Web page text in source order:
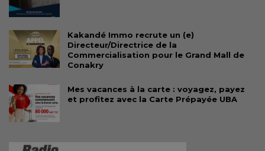
Kakandé Immo recrute un (e)
Directeur/Directrice de la
Commercialisation pour le Grand Mall de
Conakry
Mes vacances à la carte : voyagez, payez
et profitez avec la Carte Prépayée UBA